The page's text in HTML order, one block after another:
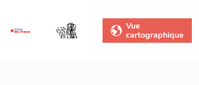
Vue
cartographique